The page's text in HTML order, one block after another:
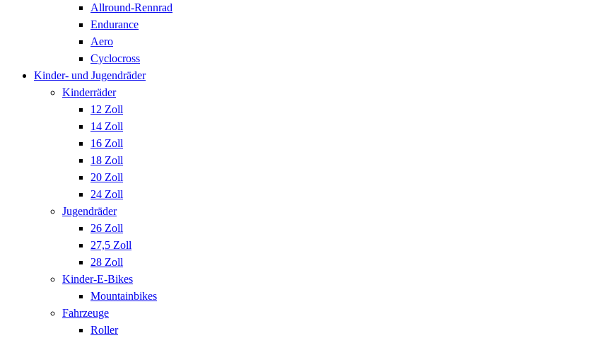
Allround-Rennrad
Endurance
Aero
Cyclocross
Kinder- und Jugendräder
Kinderräder
12 Zoll
14 Zoll
16 Zoll
18 Zoll
20 Zoll
24 Zoll
Jugendräder
26 Zoll
27,5 Zoll
28 Zoll
Kinder-E-Bikes
Mountainbikes
Fahrzeuge
Roller